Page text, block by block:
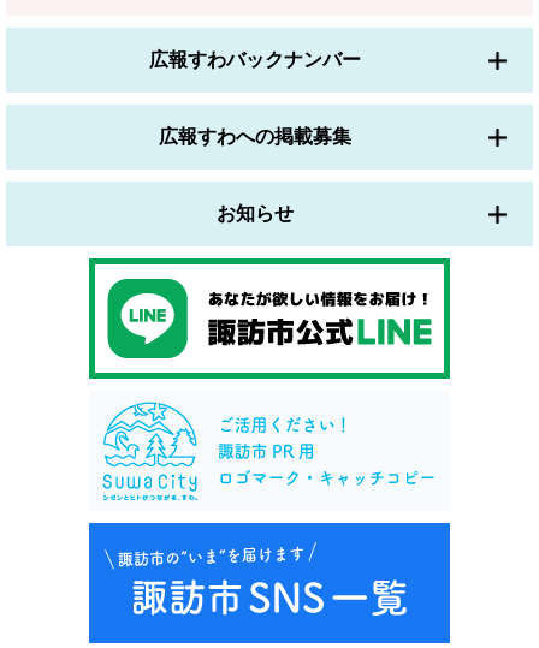
広報すわバックナンバー
広報すわへの掲載募集
お知らせ